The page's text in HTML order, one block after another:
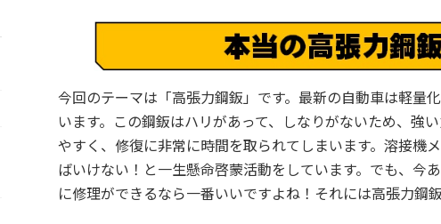
今回のテーマは「高張力鋼鈑」です。最新の自動車は軽量
います。この鋼鈑はハリがあって、しなりがないため、強
やすく、修復に非常に時間を取られてしまいます。溶接機
ばいけない！と一生懸命啓蒙活動をしています。でも、今
に修理ができるなら一番いいですよね！それには高張力鋼